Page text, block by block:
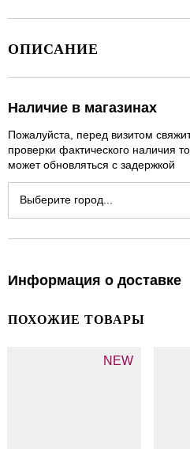
ОПИСАНИЕ
Наличие в магазинах
Пожалуйста, перед визитом
проверки фактического наличия
может обновляться с задержкой
Выберите город...
Информация о доставке
ПОХОЖИЕ ТОВАРЫ
NEW